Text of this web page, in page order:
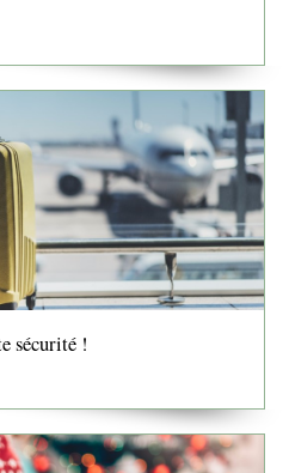
sécurité !